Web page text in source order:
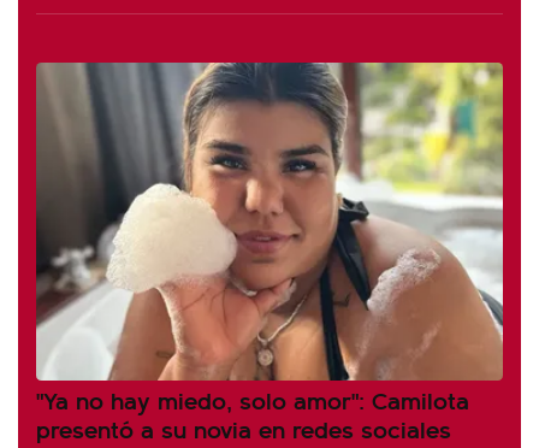
"Ya no hay miedo, solo amor": Camilota
presentó a su novia en redes sociales